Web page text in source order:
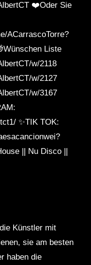
❤️Oder Sie
ACarrascoTorre?
Liste
w/2118
w/2127
w/3167
✨TIK TOK:
|| Nu Disco ||
Künstler mit
sie am besten
haben die